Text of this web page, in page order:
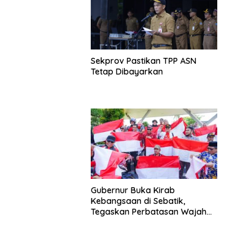
Sekprov Pastikan TPP ASN
Tetap Dibayarkan
Gubernur Buka Kirab
Kebangsaan di Sebatik,
Tegaskan Perbatasan Wajah